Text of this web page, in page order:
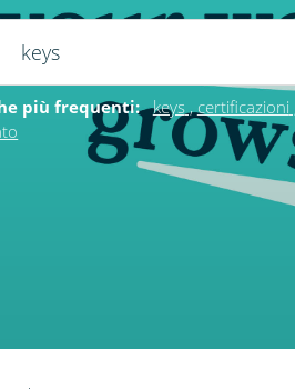
più frequenti: keys certificazioni